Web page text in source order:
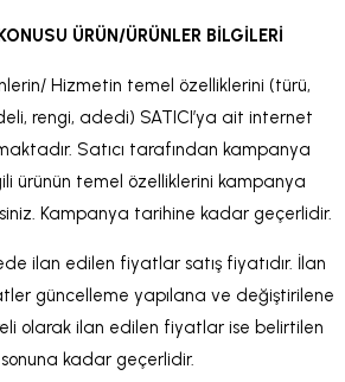
ÜRÜN/ÜRÜNLER BİLGİLERİ
Hizmetin temel özelliklerini (türü,
rengi, adedi) SATICI’ya ait internet
Satıcı tarafından kampanya
ürünün temel özelliklerini kampanya
Kampanya tarihine kadar geçerlidir.
ilan edilen fiyatlar satış fiyatıdır. İlan
güncelleme yapılana ve değiştirilene
olarak ilan edilen fiyatlar ise belirtilen
sonuna kadar geçerlidir.